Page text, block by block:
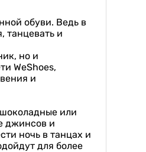
обуви. Ведь в
танцевать и
но и
WeShoes,
и
или
джинсов и
ночь в танцах и
для более